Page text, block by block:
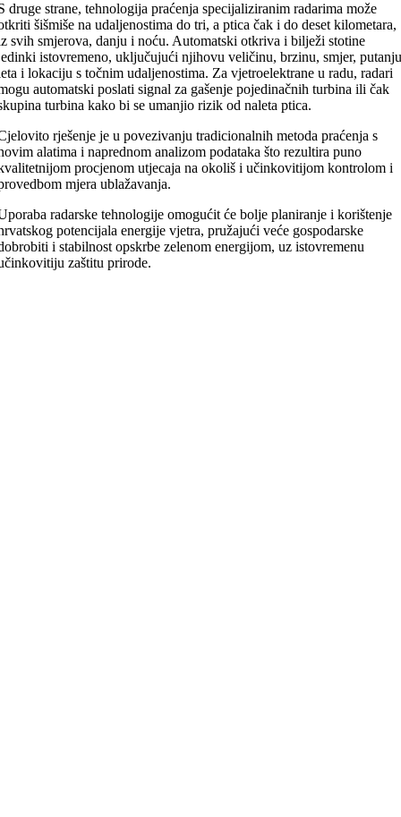
druge strane, tehnologija praćenja specijaliziranim radarima može
šišmiše na udaljenostima do tri, a ptica čak i do deset kilometara,
svih smjerova, danju i noću. Automatski otkriva i bilježi stotine
istovremeno, uključujući njihovu veličinu, brzinu, smjer,
i lokaciju s točnim udaljenostima. Za vjetroelektrane u radu, radari
automatski poslati signal za gašenje pojedinačnih turbina ili čak
turbina kako bi se umanjio rizik od naleta ptica.
rješenje je u povezivanju tradicionalnih metoda praćenja s
alatima i naprednom analizom podataka što rezultira puno
procjenom utjecaja na okoliš i učinkovitijom kontrolom i
mjera ublažavanja.
radarske tehnologije omogućit će bolje planiranje i korištenje
potencijala energije vjetra, pružajući veće gospodarske
i stabilnost opskrbe zelenom energijom, uz istovremenu
zaštitu prirode.